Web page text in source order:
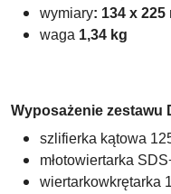
wymiary: 134 x 225
waga 1,34 kg
Wyposażenie zestawu
szlifierka kątowa
młotowiertarka
wiertarkowkrętarka